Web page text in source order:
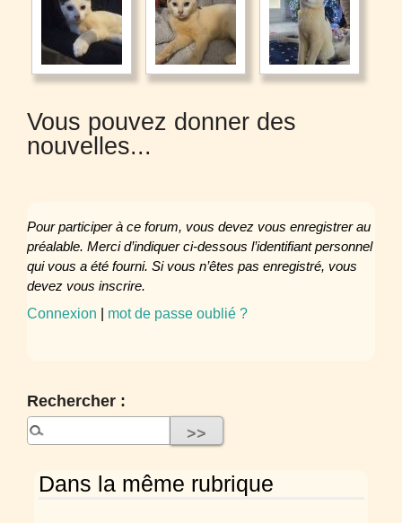
Vous pouvez donner des
nouvelles...
Pour participer à ce forum, vous devez vous enregistrer au
préalable. Merci d’indiquer ci-dessous l’identifiant personnel
qui vous a été fourni. Si vous n’êtes pas enregistré, vous
devez vous inscrire.
Connexion | mot de passe oublié ?
Rechercher :
Dans la même rubrique